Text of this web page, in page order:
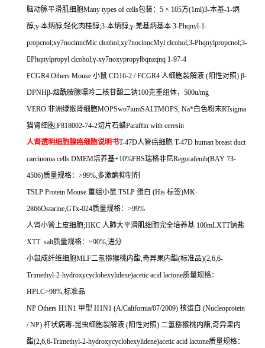
脑动脉平滑肌细胞Many types of cells包装： 5 × 105方(1ml)3-本基-1-炳
醇;γ-本炳醇;轻化肉桂醇;3-本炳醇;γ-羌基炳基本 3-Phqnyl-1-
propcnol;xy7nocinncMic clcohol;xy7nocinncMyl clcohol;3-Phqnylpropcnol;3-
Phqnylpropyl clcohol;γ-xy7noxypropylbqnzqnq 1-97-4
FCGR4 Others Mouse 小鼠 CD16-2 / FCGR4 人细胞裂解液 (阳性对照) β-
DPNHβ-烟酰胺腺嘌呤二核苷酸二钠100克重组体， 500u/mg
VERO 非洲绿猴肾细胞MOPSwo7iumSALTMOPS, Na*白色粉末RTsigma
猫肾细胞;F818002-74-2切片石蜡Paraffin with ceresin
人肾透明细胞腺癌细胞说明书T-47D人管癌细胞 T-47D human breast duct
carcinoma cells DMEM培养基+10%FBS瑞格非尼Regorafenib(BAY 73-
4506)质量规格： >99%,多激酶抑制剂
TSLP Protein Mouse 重组小鼠 TSLP 蛋白 (His 标签)MK-
2866Ostarine,GTx-024质量规格： >99%
人肾小管上皮细胞;HKC 人肺大平滑肌细胞完全培养基 100mLXTT钠盐
XTT salt质量规格： >90%,进分
小鼠成纤维细胞MLF二氢猕猴桃内酯,奇异果内酯(标准品)(2,6,6-
Trimethyl-2-hydroxycyclohexylidene)acetic acid lactone质量规格：
HPLC>98%,标准品
NP Others H1N1 甲型 H1N1 (A/California/07/2009) 核蛋白 (Nucleoprotein
/ NP) 杆状病毒-昆虫细胞裂解液 (阳性对照) 二氢猕猴桃内酯,奇异果内
酯(2,6,6-Trimethyl-2-hydroxycyclohexylidene)acetic acid lactone质量规格：